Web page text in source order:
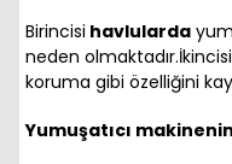
Birincisi havlularda
neden
koruma gibi özelliğini
Yumuşatıcı